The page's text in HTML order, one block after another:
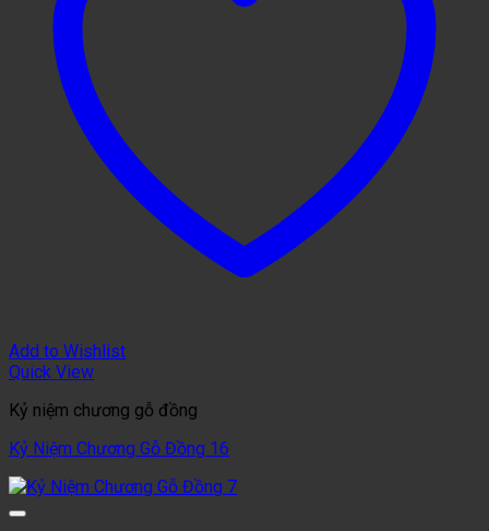
Add to Wishlist
Quick View
Kỷ niệm chương gỗ đồng
Kỷ Niệm Chương Gỗ Đồng 16